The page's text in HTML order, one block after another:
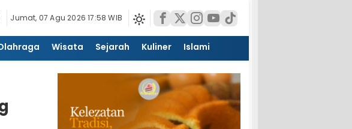
Jumat, 07 Agu 2026 17:58 WIB
Wisata Sejarah Kuliner Islami